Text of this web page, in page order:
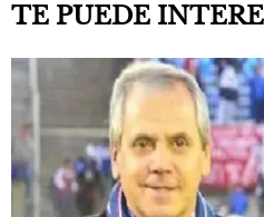
TE PUEDE